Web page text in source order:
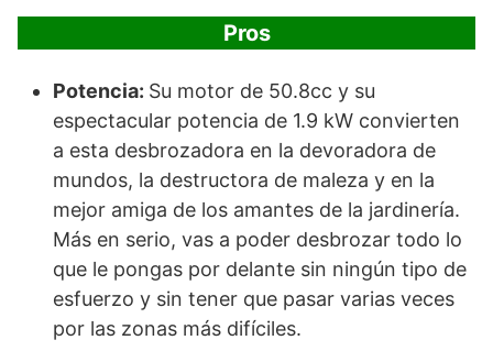
Pros
Potencia: Su motor de 50.8cc y su
espectacular potencia de 1.9 kW convierten
a esta desbrozadora en la devoradora de
mundos, la destructora de maleza y en la
mejor amiga de los amantes de la jardinería.
Más en serio, vas a poder desbrozar todo lo
que le pongas por delante sin ningún tipo de
esfuerzo y sin tener que pasar varias veces
por las zonas más difíciles.